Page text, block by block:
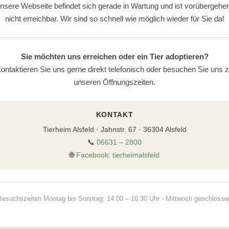
Webseite befindet sich gerade in Wartung und ist
nicht erreichbar. Wir sind so schnell wie möglich wieder für Sie da!
Sie möchten uns erreichen oder ein Tier adoptieren?
Sie uns gerne direkt telefonisch oder besuchen Sie uns
unseren Öffnungszeiten.
KONTAKT
Tierheim Alsfeld · Jahnstr. 67 · 36304 Alsfeld
📞 06631 – 2800
🌐 Facebook: tierheimalsfeld
Montag bis Sonntag: 14:00 – 16:30 Uhr - Mittwoch